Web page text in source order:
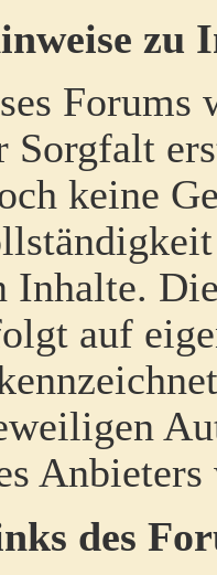
zu
Forums
Sorgfalt
keine
Inhalte.
auf
Anbieters
des